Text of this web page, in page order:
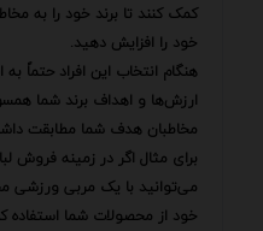
کمک کنند تا برند خود را به
خود را افزایش دهید.
هنگام انتخاب این افراد حتماً
ارزش‌ها و اهداف برند شما
مخاطبان هدف شما مطابقت
برای مثال اگر در زمینه
می‌توانید با یک مربی ورزشی
خود از محصولات شما استفاده